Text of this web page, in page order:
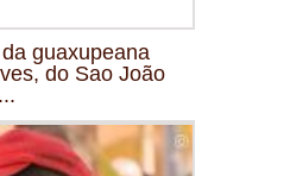
guaxupeana
do Sao João